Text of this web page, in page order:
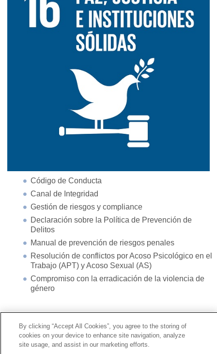
Código de Conducta
Canal de Integridad
Gestión de riesgos y compliance
Declaración sobre la Política de Prevención de
Delitos
Manual de prevención de riesgos penales
Resolución de conflictos por Acoso Psicológico en el
Trabajo (APT) y Acoso Sexual (AS)
Compromiso con la erradicación de la violencia de
género
Línea Universal 900 203 203 |Zona Privada Comisión de
Prestaciones Especiales|Zona Privada Proveedor
By clicking “Accept All Cookies”, you agree to the storing of
cookies on your device to enhance site navigation, analyze
site usage, and assist in our marketing efforts.